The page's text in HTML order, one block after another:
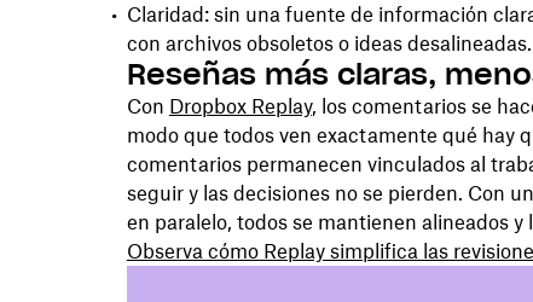
Claridad: sin una fuente de información
con archivos obsoletos o ideas desalineadas.
Reseñas más claras,
Con Dropbox Replay, los comentarios se
modo que todos ven exactamente qué hay
comentarios permanecen vinculados al
seguir y las decisiones no se pierden. Con
en paralelo, todos se mantienen alineados
Observa cómo Replay simplifica las